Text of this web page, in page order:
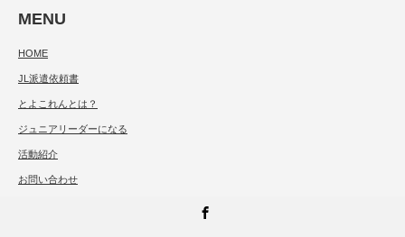
MENU
HOME
JL派遣依頼書
とよこれんとは？
ジュニアリーダーになる
活動紹介
お問い合わせ